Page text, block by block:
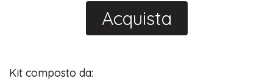
Acquista
Kit composto da: